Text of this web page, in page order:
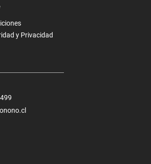
y Privacidad